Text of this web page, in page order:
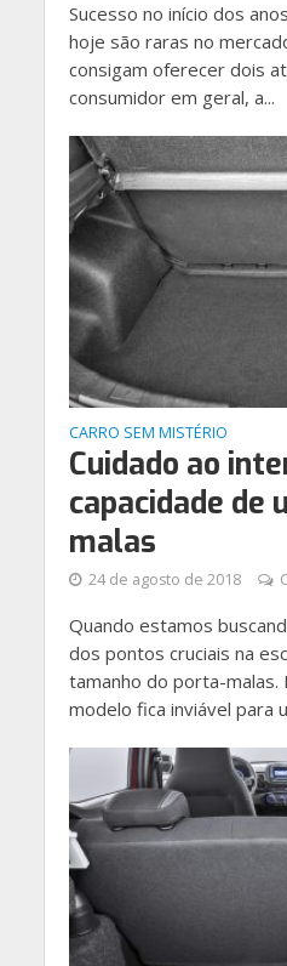
Sucesso no início dos
hoje são raras no
consigam oferecer dois
consumidor em geral, a...
CARRO SEM MISTÉRIO
Cuidado ao
capacidade de
malas
24 de agosto de 2018
Quando estamos
dos pontos cruciais na
tamanho do porta-malas.
modelo fica inviável para